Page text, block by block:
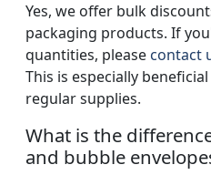
Yes, we offer bulk
packaging products. If
quantities, please contact
This is especially
regular supplies.
What is the
and bubble